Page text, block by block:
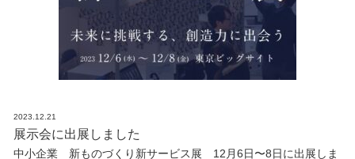
2023.12.21
展示会に出展しました
中小企業 新ものづくり新サービス展 12月6日〜8日に出展しま